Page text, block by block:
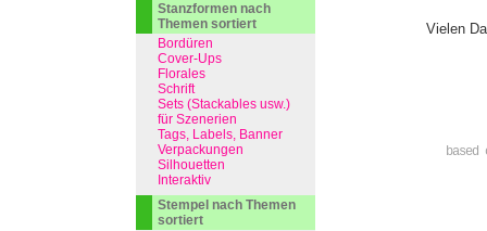
Vielen
Stanzformen nach
Themen sortiert
Bordüren
Cover-Ups
Florales
Schrift
Sets (Stackables usw.)
für Szenerien
Tags, Labels, Banner
Verpackungen
Silhouetten
Interaktiv
Stempel nach Themen
sortiert